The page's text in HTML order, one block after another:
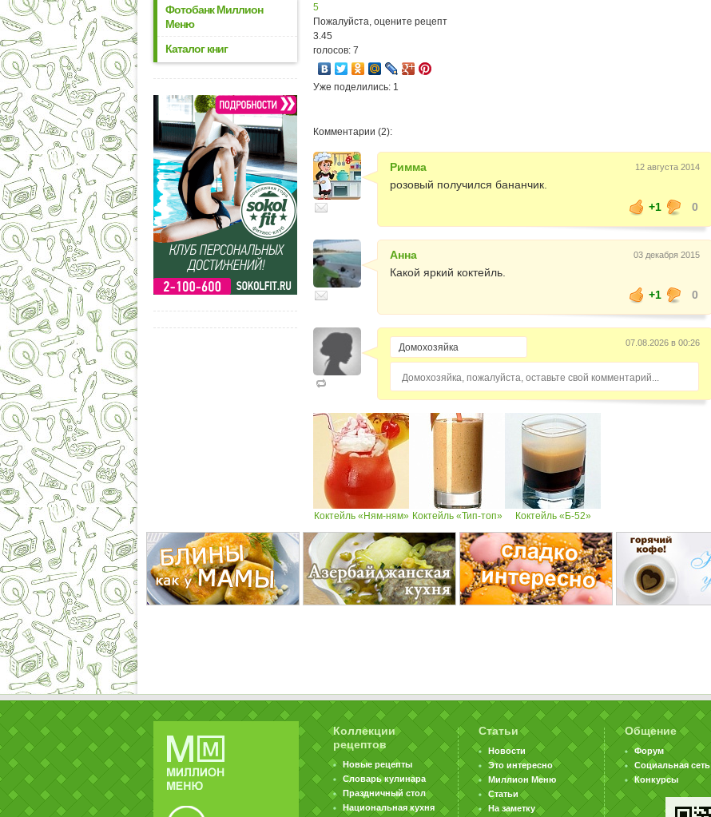
Фотобанк Миллион
Меню
Каталог книг
5
Пожалуйста, оцените рецепт
3.45
голосов: 7
Уже поделились: 1
Комментарии (2):
Римма 12 августа 2014
розовый получился бананчик.
+1
0
Анна 03 декабря 2015
Какой яркий коктейль.
+1
0
07.08.2026 в 00:26
Домохозяйка, пожалуйста, оставьте свой комментарий...
Коктейль «Ням-ням» Коктейль «Тип-топ» Коктейль «Б-52»
Коллекции
рецептов
Новые рецепты
Словарь кулинара
Праздничный стол
Национальная кухня
Статьи
Новости
Это интересно
Миллион Меню
Статьи
На заметку
Общение
Форум
Социальная сеть
Конкурсы